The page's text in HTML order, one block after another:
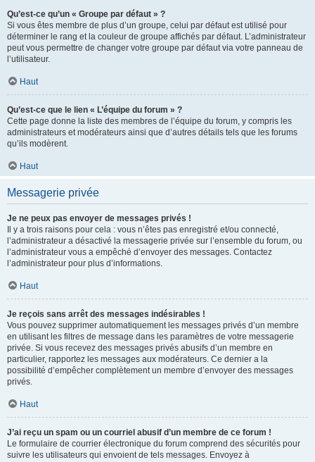
Qu’est-ce qu’un « Groupe par défaut » ?
Si vous êtes membre de plus d’un groupe, celui par défaut est utilisé pour
déterminer le rang et la couleur de groupe affichés par défaut. L’administrateur
peut vous permettre de changer votre groupe par défaut via votre panneau de
l’utilisateur.
Haut
Qu’est-ce que le lien « L’équipe du forum » ?
Cette page donne la liste des membres de l’équipe du forum, y compris les
administrateurs et modérateurs ainsi que d’autres détails tels que les forums
qu’ils modèrent.
Haut
Messagerie privée
Je ne peux pas envoyer de messages privés !
Il y a trois raisons pour cela : vous n’êtes pas enregistré et/ou connecté,
l’administrateur a désactivé la messagerie privée sur l’ensemble du forum, ou
l’administrateur vous a empêché d’envoyer des messages. Contactez
l’administrateur pour plus d’informations.
Haut
Je reçois sans arrêt des messages indésirables !
Vous pouvez supprimer automatiquement les messages privés d’un membre
en utilisant les filtres de message dans les paramètres de votre messagerie
privée. Si vous recevez des messages privés abusifs d’un membre en
particulier, rapportez les messages aux modérateurs. Ce dernier a la
possibilité d’empêcher complètement un membre d’envoyer des messages
privés.
Haut
J’ai reçu un spam ou un courriel abusif d’un membre de ce forum !
Le formulaire de courrier électronique du forum comprend des sécurités pour
suivre les utilisateurs qui envoient de tels messages. Envoyez à